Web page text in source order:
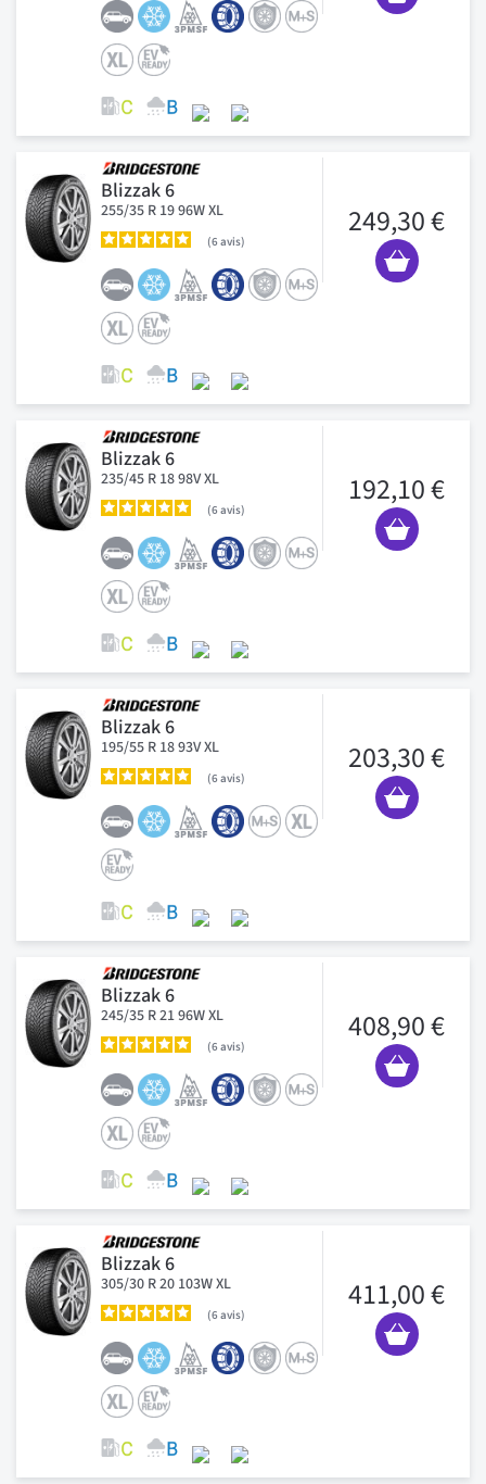
Blizzak 6
255/35 R 19 96W XL
6avis
249,30 €
Blizzak 6
235/45 R 18 98V XL
6avis
192,10 €
Blizzak 6
195/55 R 18 93V XL
6avis
203,30 €
Blizzak 6
245/35 R 21 96W XL
6avis
408,90 €
Blizzak 6
305/30 R 20 103W XL
6avis
411,00 €